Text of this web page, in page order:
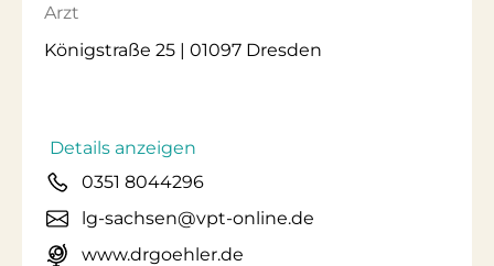
Arzt
Königstraße 25 | 01097 Dresden
Details anzeigen
0351 8044296
lg-sachsen@vpt-online.de
www.drgoehler.de